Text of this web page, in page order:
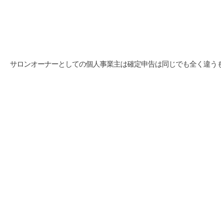
サロンオーナーとしての個人事業主は確定申告は同じでも全く違う